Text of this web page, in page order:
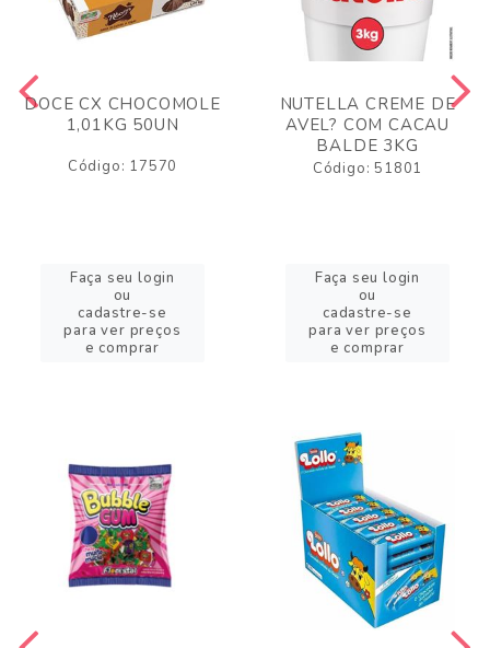
DOCE CX CHOCOMOLE
1,01KG 50UN
Código: 17570
Faça seu login
ou
cadastre-se
para ver preços
e comprar
NUTELLA CREME DE
AVEL? COM CACAU
BALDE 3KG
Código: 51801
Faça seu login
ou
cadastre-se
para ver preços
e comprar